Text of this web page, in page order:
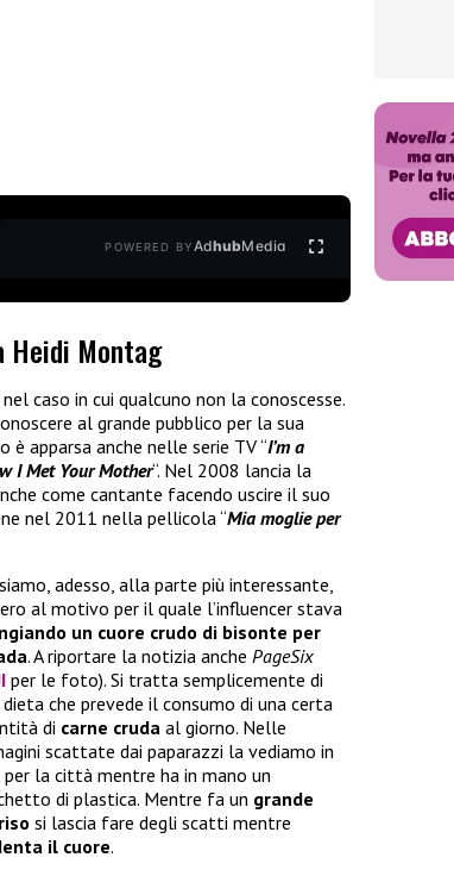
POWERED BYAdhubMedia
Heidi Montag
caso in cui qualcuno non la conoscesse.
al grande pubblico per la sua
è apparsa anche nelle serie TV “I’m a
I Met Your Mother“. Nel 2008 lancia la
come cantante facendo uscire il suo
nel 2011 nella pellicola “Mia moglie per
adesso, alla parte più interessante,
al motivo per il quale l’influencer stava
un cuore crudo di bisonte per
. A riportare la notizia anche PageSix
per le foto). Si tratta semplicemente di
dieta che prevede il consumo di una certa
di carne cruda al giorno. Nelle
scattate dai paparazzi la vediamo in
per la città mentre ha in mano un
di plastica. Mentre fa un grande
si lascia fare degli scatti mentre
il cuore.